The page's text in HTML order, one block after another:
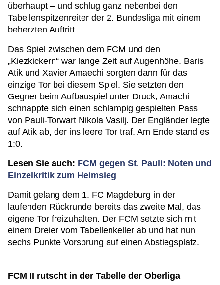
überhaupt – und schlug ganz nebenbei den
Tabellenspitzenreiter der 2. Bundesliga mit einem
beherzten Auftritt.
Das Spiel zwischen dem FCM und den
„Kiezkickern“ war lange Zeit auf Augenhöhe. Baris
Atik und Xavier Amaechi sorgten dann für das
einzige Tor bei diesem Spiel. Sie setzten den
Gegner beim Aufbauspiel unter Druck, Amachi
schnappte sich einen schlampig gespielten Pass
von Pauli-Torwart Nikola Vasilj. Der Engländer legte
auf Atik ab, der ins leere Tor traf. Am Ende stand es
1:0.
Lesen Sie auch: FCM gegen St. Pauli: Noten und
Einzelkritik zum Heimsieg
Damit gelang dem 1. FC Magdeburg in der
laufenden Rückrunde bereits das zweite Mal, das
eigene Tor freizuhalten. Der FCM setzte sich mit
einem Dreier vom Tabellenkeller ab und hat nun
sechs Punkte Vorsprung auf einen Abstiegsplatz.
FCM II rutscht in der Tabelle der Oberliga